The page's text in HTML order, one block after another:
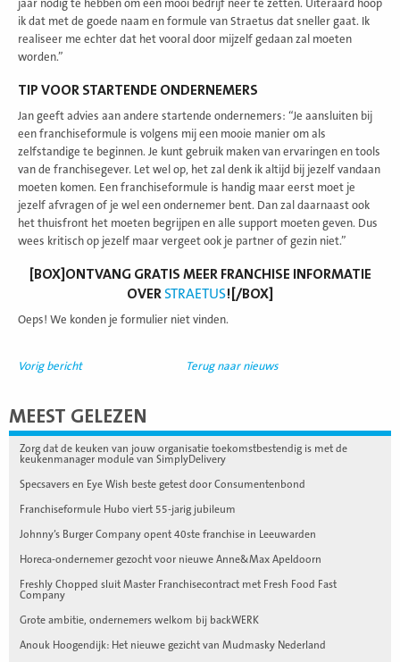
jaar nodig te hebben om een mooi bedrijf neer te zetten. Uiteraard hoop
ik dat met de goede naam en formule van Straetus dat sneller gaat. Ik
realiseer me echter dat het vooral door mijzelf gedaan zal moeten
worden.”
TIP VOOR STARTENDE ONDERNEMERS
Jan geeft advies aan andere startende ondernemers: “Je aansluiten bij
een franchiseformule is volgens mij een mooie manier om als
zelfstandige te beginnen. Je kunt gebruik maken van ervaringen en tools
van de franchisegever. Let wel op, het zal denk ik altijd bij jezelf vandaan
moeten komen. Een franchiseformule is handig maar eerst moet je
jezelf afvragen of je wel een ondernemer bent. Dan zal daarnaast ook
het thuisfront het moeten begrijpen en alle support moeten geven. Dus
wees kritisch op jezelf maar vergeet ook je partner of gezin niet.”
[BOX]ONTVANG GRATIS MEER FRANCHISE INFORMATIE
OVERSTRAETUS![/BOX]
Oeps! We konden je formulier niet vinden.
Vorig bericht Terug naar nieuws
MEEST GELEZEN
Zorg dat de keuken van jouw organisatie toekomstbestendig is met de
keukenmanager module van SimplyDelivery
Specsavers en Eye Wish beste getest door Consumentenbond
Franchiseformule Hubo viert 55-jarig jubileum
Johnny’s Burger Company opent 40ste franchise in Leeuwarden
Horeca-ondernemer gezocht voor nieuwe Anne&Max Apeldoorn
Freshly Chopped sluit Master Franchisecontract met Fresh Food Fast
Company
Grote ambitie, ondernemers welkom bij backWERK
Anouk Hoogendijk: Het nieuwe gezicht van Mudmasky Nederland